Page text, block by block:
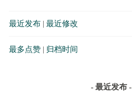
最近发布| 最近修改
最多点赞| 归档时间
- 最近发布 -